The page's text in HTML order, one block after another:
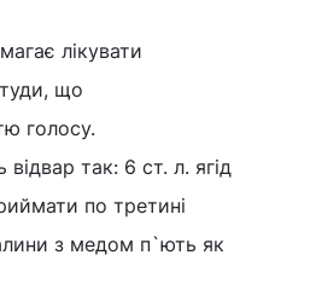
лікувати
що
голосу.
так: 6 ст. л. ягід
по третині
з медом п`ють як